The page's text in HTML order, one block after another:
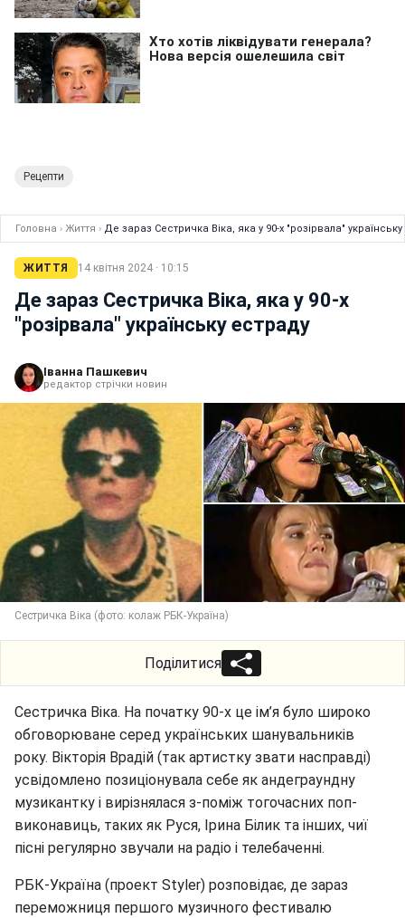
Рецепти
Головна › Життя › Де зараз Сестричка Віка, яка у 90-х "розірвала"
ЖИТТЯ 14 квітня 2024 · 10:15
Де зараз Сестричка Віка, яка у 90-х
"розірвала" українську естраду
Іванна Пашкевич
редактор стрічки новин
Сестричка Віка (фото: колаж РБК-Україна)
Поділитися
Сестричка Віка. На початку 90-х це ім’я було широко
обговорюване серед українських шанувальників
року. Вікторія Врадій (так артистку звати насправді)
усвідомлено позиціонувала себе як андеграундну
музикантку і вирізнялася з-поміж тогочасних поп-
виконавиць, таких як Руся, Ірина Білик та інших, чиї
пісні регулярно звучали на радіо і телебаченні.
РБК-Україна (проект Styler) розповідає, де зараз
переможниця першого музичного фестивалю